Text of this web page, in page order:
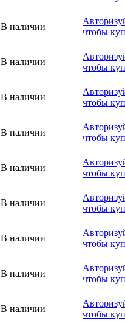
В наличии
чтобы
В наличии
чтобы
В наличии
чтобы
В наличии
чтобы
В наличии
чтобы
В наличии
чтобы
В наличии
чтобы
В наличии
чтобы
В наличии
чтобы